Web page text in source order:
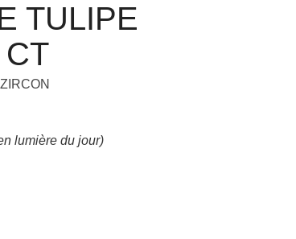
TULIPE
ZIRCON
lumière du jour)